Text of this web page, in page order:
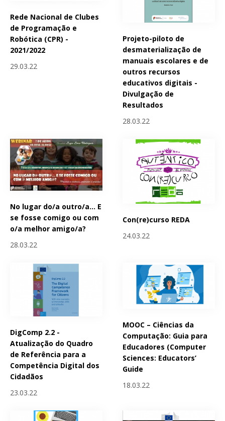
Rede Nacional de Clubes
de Programação e
Robótica (CPR) -
2021/2022
29.03.22
Projeto-piloto de
desmaterialização de
manuais escolares e de
outros recursos
educativos digitais -
Divulgação de
Resultados
28.03.22
No lugar do/a outro/a... E
se fosse comigo ou com
o/a melhor amigo/a?
28.03.22
Con(re)curso REDA
24.03.22
DigComp 2.2 -
Atualização do Quadro
de Referência para a
Competência Digital dos
Cidadãos
23.03.22
MOOC – Ciências da
Computação: Guia para
Educadores (Computer
Sciences: Educators’
Guide
18.03.22